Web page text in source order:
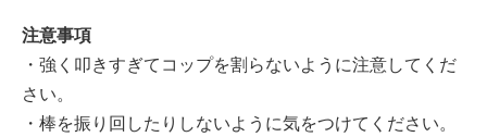
注意事項
・強く叩きすぎてコップを割らないように注意してくだ
さい。
・棒を振り回したりしないように気をつけてください。